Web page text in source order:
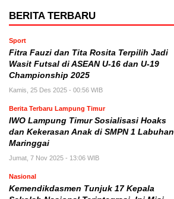
BERITA TERBARU
Sport
Fitra Fauzi dan Tita Rosita Terpilih Jadi
Wasit Futsal di ASEAN U-16 dan U-19
Championship 2025
Kamis, 25 Des 2025 - 00:56 WIB
Berita Terbaru Lampung Timur
IWO Lampung Timur Sosialisasi Hoaks
dan Kekerasan Anak di SMPN 1 Labuhan
Maringgai
Jumat, 7 Nov 2025 - 13:06 WIB
Nasional
Kemendikdasmen Tunjuk 17 Kepala